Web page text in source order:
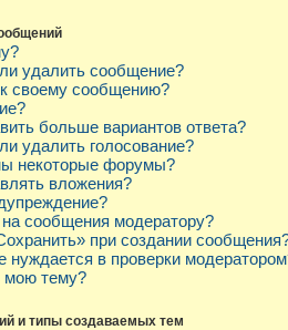
удалить сообщение?
своему сообщению?
больше вариантов ответа?
удалить голосование?
некоторые форумы?
вложения?
сообщения модератору?
при создании
в проверки
мою тему?
и типы создаваемых тем